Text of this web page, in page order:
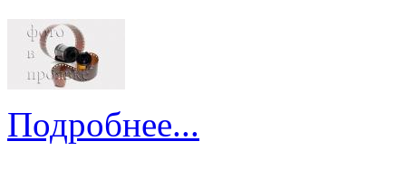
Подробнее...